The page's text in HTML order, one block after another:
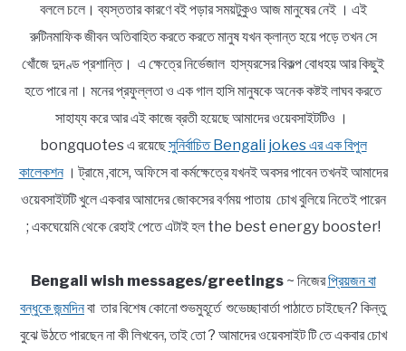
বললে চলে। ব্যস্ততার কারণে বই পড়ার সময়টুকুও আজ মানুষের নেই । এই
রুটিনমাফিক জীবন অতিবাহিত করতে করতে মানুষ যখন ক্লান্ত হয়ে পড়ে তখন সে
খোঁজে দুদণ্ড প্রশান্তি। এ ক্ষেত্রে নির্ভেজাল হাস্যরসের বিকল্প বোধহয় আর কিছুই
হতে পারে না। মনের প্রফুল্লতা ও এক গাল হাসি মানুষকে অনেক কষ্টই লাঘব করতে
সাহায্য করে আর এই কাজে ব্রতী হয়েছে আমাদের ওয়েবসাইটটিও ।
bongquotes এ রয়েছেসুনির্বাচিত Bengali jokes এর এক বিপুল
কালেকশন। ট্রামে ,বাসে, অফিসে বা কর্মক্ষেত্রে যখনই অবসর পাবেন তখনই আমাদের
ওয়েবসাইটটি খুলে একবার আমাদের জোকসের বর্ণময় পাতায় চোখ বুলিয়ে নিতেই পারেন
; একঘেয়েমি থেকে রেহাই পেতে এটাই হল the best energy booster!
Bengali wish messages/greetings~ নিজেরপ্রিয়জন বা
বন্ধুকে জন্মদিনবা তার বিশেষ কোনো শুভমুহূর্তে শুভেচ্ছাবার্তা পাঠাতে চাইছেন? কিন্তু
বুঝে উঠতে পারছেন না কী লিখবেন, তাই তো ? আমাদের ওয়েবসাইট টি তে একবার চোখ